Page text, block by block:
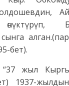
өнүктүрүп,
бет).
жыл
1937-жылдын